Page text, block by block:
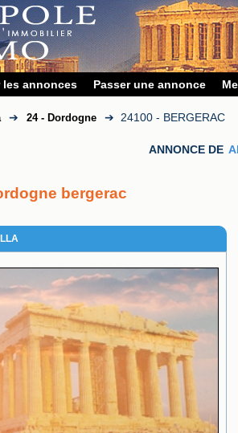
les annonces Passer une annonce
➔ 24 - Dordogne ➔ 24100 - BERGERAC
ANNONCE DE
bergerac